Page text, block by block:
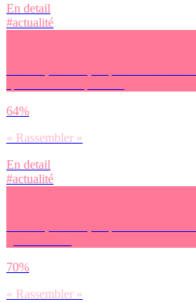
En detail
#actualité
64%
« Rassembler »
En detail
#actualité
70%
« Rassembler »